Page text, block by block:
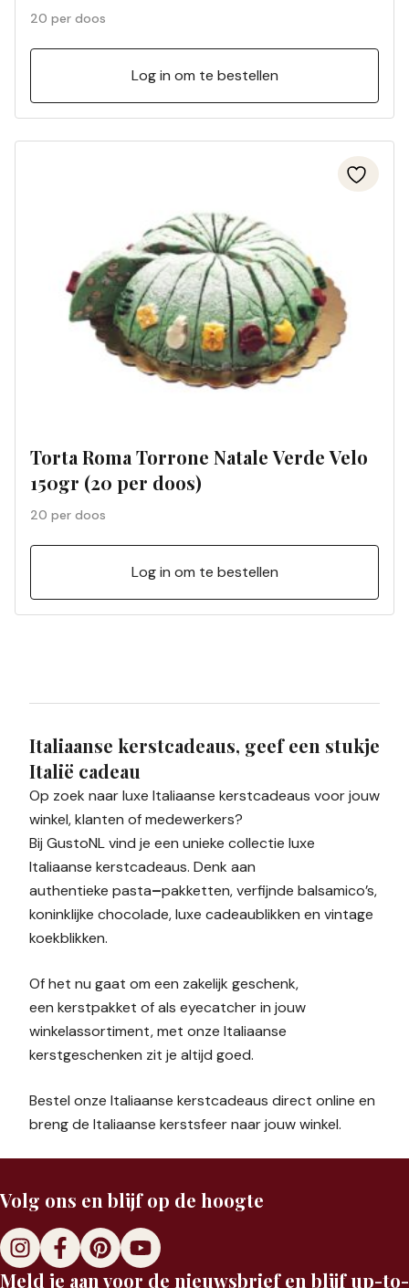
20 per doos
Log in om te bestellen
Torta Roma Torrone Natale Verde Velo
150gr (20 per doos)
20 per doos
Log in om te bestellen
Italiaanse kerstcadeaus, geef een stukje
Italië cadeau
Op zoek naar luxe Italiaanse kerstcadeaus voor jouw
winkel, klanten of medewerkers?
Bij GustoNL vind je een unieke collectie luxe
Italiaanse kerstcadeaus. Denk aan
authentieke pasta–pakketten, verfijnde balsamico’s,
koninklijke chocolade, luxe cadeaublikken en vintage
koekblikken.
Of het nu gaat om een zakelijk geschenk,
een kerstpakket of als eyecatcher in jouw
winkelassortiment, met onze Italiaanse
kerstgeschenken zit je altijd goed.
Bestel onze Italiaanse kerstcadeaus direct online en
breng de Italiaanse kerstsfeer naar jouw winkel.
Volg ons en blijf op de hoogte
Meld je aan voor de nieuwsbrief en blijf up-to-